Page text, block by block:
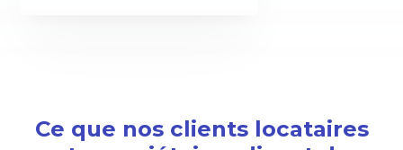
Ce que nos clients locataires